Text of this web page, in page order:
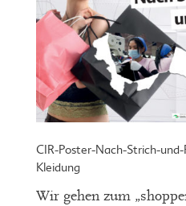
CIR-Poster-Nach-Strich-
Kleidung
Wir gehen zum